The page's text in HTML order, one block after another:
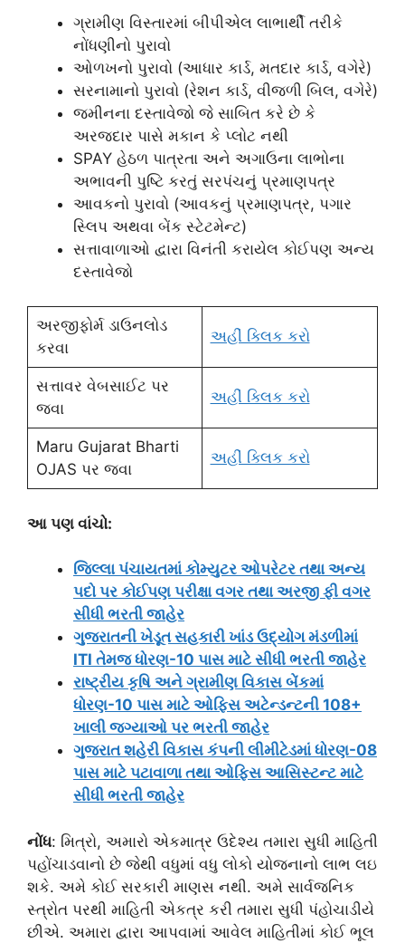
ગ્રામીણ વિસ્તારમાં બીપીએલ લાભાર્થી તરીકે
નોંધણીનો પુરાવો
ઓળખનો પુરાવો (આધાર કાર્ડ, મતદાર કાર્ડ, વગેરે)
સરનામાનો પુરાવો (રેશન કાર્ડ, વીજળી બિલ, વગેરે)
જમીનના દસ્તાવેજો જે સાબિત કરે છે કે
અરજદાર પાસે મકાન કે પ્લોટ નથી
SPAY હેઠળ પાત્રતા અને અગાઉના લાભોના
અભાવની પુષ્ટિ કરતું સરપંચનું પ્રમાણપત્ર
આવકનો પુરાવો (આવકનું પ્રમાણપત્ર, પગાર
સ્લિપ અથવા બેંક સ્ટેટમેન્ટ)
સત્તાવાળાઓ દ્વારા વિનંતી કરાયેલ કોઈપણ અન્ય
દસ્તાવેજો
અરજીફોર્મ ડાઉનલોડ
કરવા
અહીં ક્લિક કરો
સત્તાવર વેબસાઈટ પર
જવા
અહીં ક્લિક કરો
Maru Gujarat Bharti
OJAS પર જવા
અહીં ક્લિક કરો
આ પણ વાંચો:
જિલ્લા પંચાયતમાં કોમ્યુટર ઓપરેટર તથા અન્ય
પદો પર કોઈપણ પરીક્ષા વગર તથા અરજી ફી વગર
સીધી ભરતી જાહેર
ગુજરાતની ખેડૂત સહકારી ખાંડ ઉદ્યોગ મંડળીમાં
ITI તેમજ ધોરણ-10 પાસ માટે સીધી ભરતી જાહેર
રાષ્ટ્રીય કૃષિ અને ગ્રામીણ વિકાસ બેંકમાં
ધોરણ-10 પાસ માટે ઓફિસ અટેન્ડન્ટની 108+
ખાલી જગ્યાઓ પર ભરતી જાહેર
ગુજરાત શહેરી વિકાસ કંપની લીમીટેડમાં ધોરણ-08
પાસ માટે પટાવાળા તથા ઓફિસ આસિસ્ટન્ટ માટે
સીધી ભરતી જાહેર
નોંધ: મિત્રો, અમારો એકમાત્ર ઉદેશ્ય તમારા સુધી માહિતી
પહોંચાડવાનો છે જેથી વધુમાં વધુ લોકો યોજનાનો લાભ લઇ
શકે. અમે કોઈ સરકારી માણસ નથી. અમે સાર્વજનિક
સ્ત્રોત પરથી માહિતી એકત્ર કરી તમારા સુધી પંહોચાડીયે
છીએ. અમારા દ્વારા આપવામાં આવેલ માહિતીમાં કોઈ ભૂલ